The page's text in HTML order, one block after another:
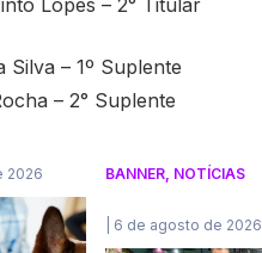
Lopes – 2° Titular
Silva – 1º Suplente
– 2° Suplente
2026 BANNER, NOTÍCIAS
6 de agosto de 2026